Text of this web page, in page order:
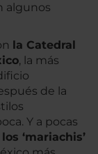
algunos
la Catedral
, la más
de la
Y a pocas
‘mariachis’